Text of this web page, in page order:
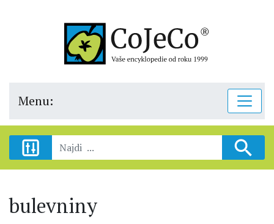
Menu:
bulevniny